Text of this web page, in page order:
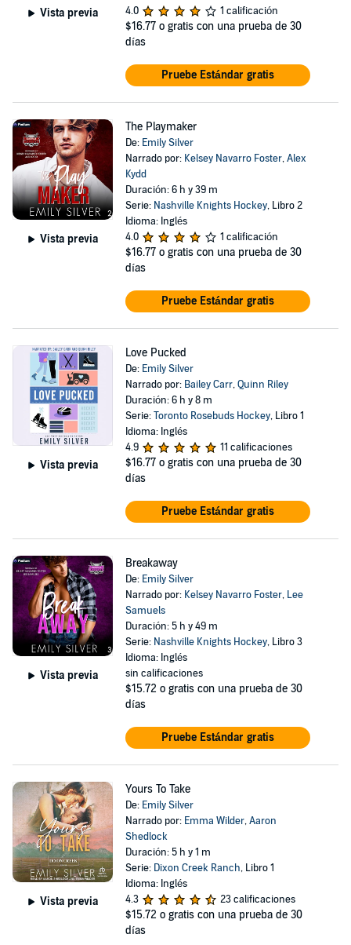
Vista previa
4.0
1 calificación
$16.77 o gratis con una prueba de 30
días
Pruebe Estándar gratis
Vista previa
The Playmaker
De: Emily Silver
Narrado por: Kelsey Navarro Foster,Alex
Kydd
Duración: 6 h y 39 m
Serie: Nashville Knights Hockey, Libro 2
Idioma: Inglés
4.0
1 calificación
$16.77 o gratis con una prueba de 30
días
Pruebe Estándar gratis
Vista previa
Love Pucked
De: Emily Silver
Narrado por: Bailey Carr,Quinn Riley
Duración: 6 h y 8 m
Serie:Toronto Rosebuds Hockey, Libro 1
Idioma: Inglés
4.9
11 calificaciones
$16.77 o gratis con una prueba de 30
días
Pruebe Estándar gratis
Vista previa
Breakaway
De: Emily Silver
Narrado por: Kelsey Navarro Foster, Lee
Samuels
Duración: 5 h y 49 m
Serie: Nashville Knights Hockey, Libro 3
Idioma: Inglés
sin calificaciones
$15.72 o gratis con una prueba de 30
días
Pruebe Estándar gratis
Vista previa
Yours To Take
De: Emily Silver
Narrado por: Emma Wilder,Aaron
Shedlock
Duración: 5 h y 1 m
Serie: Dixon Creek Ranch, Libro 1
Idioma: Inglés
4.3
23 calificaciones
$15.72 o gratis con una prueba de 30
días